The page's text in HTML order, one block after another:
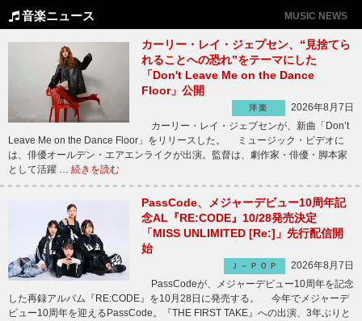
音楽ニュース MUSIC NEWS
カーリー・レイ・ジェプセン、“見捨てら
れることへの恐れ”をテーマにした
「Don't Leave Me on the Dance
Floor」公開
洋楽
2026年8月7日
カーリー・レイ・ジェプセンが、新曲「Don’t
Leave Me on the Dance Floor」をリリースした。 ミュージック・ビデオに
は、俳優オールデン・エアエンライクが出演。監督は、劇作家・俳優・脚本家
として活躍 … 続きを読む
PassCode、メジャーデビュー10周年記
念AL『RE:CODE』10/28発売決定
「MISS UNLIMITED [Re:]」先行配信開
始
Ｊ－ＰＯＰ
2026年8月7日
PassCodeが、メジャーデビュー10周年を記念
した再録アルバム『RE:CODE』を10月28日に発売する。 今年でメジャーデ
ビュー10周年を迎えるPassCode。『THE FIRST TAKE』への出演、3年ぶりと